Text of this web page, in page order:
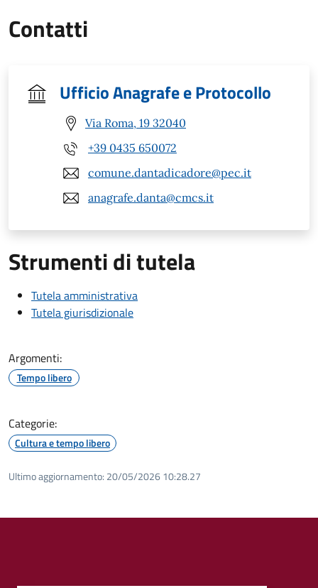
Contatti
Ufficio Anagrafe e Protocollo
Via Roma, 19 32040
+39 0435 650072
comune.dantadicadore@pec.it
anagrafe.danta@cmcs.it
Strumenti di tutela
Tutela amministrativa
Tutela giurisdizionale
Argomenti:
Tempo libero
Categorie:
Cultura e tempo libero
Ultimo aggiornamento: 20/05/2026 10:28.27